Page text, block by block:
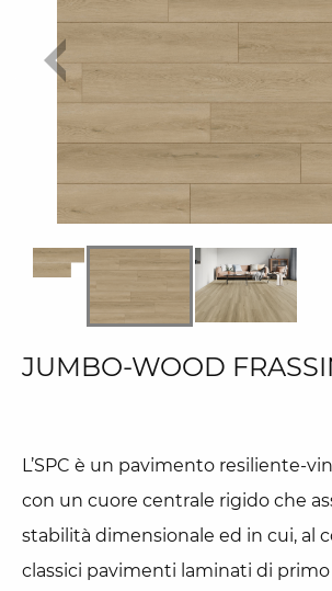
JUMBO-WOOD
L’SPC è un pavimento resiliente-
con un cuore centrale rigido che
stabilità dimensionale ed in cui, al
classici pavimenti laminati di primo